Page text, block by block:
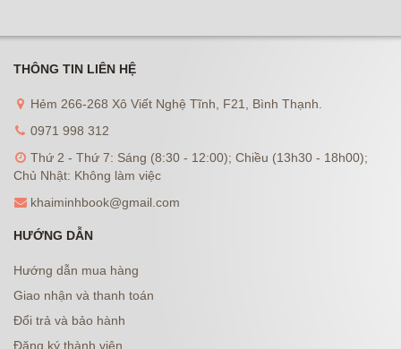
THÔNG TIN LIÊN HỆ
Hẻm 266-268 Xô Viết Nghệ Tĩnh, F21, Bình Thạnh.
0971 998 312
Thứ 2 - Thứ 7: Sáng (8:30 - 12:00); Chiều (13h30 - 18h00);
Chủ Nhật: Không làm việc
khaiminhbook@gmail.com
HƯỚNG DẪN
Hướng dẫn mua hàng
Giao nhận và thanh toán
Đổi trả và bảo hành
Đăng ký thành viên